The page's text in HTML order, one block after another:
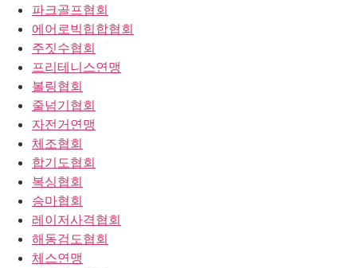
파크골프협회
에어로빅힙합협회
주짓수협회
프리테니스연맹
볼링협회
줄넘기협회
자전거연맹
체조협회
합기도협회
복싱협회
승마협회
레이저사격협회
해동검도협회
체스연맹